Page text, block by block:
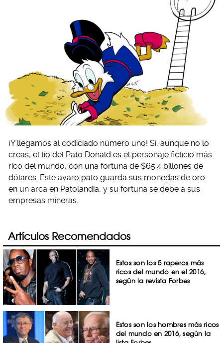
¡Y llegamos al codiciado número uno! Sí, aunque no lo
creas, el tío del Pato Donald es el personaje ficticio más
rico del mundo, con una fortuna de $65.4 billones de
dólares. Este avaro pato guarda sus monedas de oro
en un arca en Patolandia, y su fortuna se debe a sus
empresas mineras.
Artículos Recomendados
Estos son los 5 raperos más
ricos del mundo en el 2016,
según la revista Forbes
Estos son los hombres más ricos
del mundo en 2016, según la